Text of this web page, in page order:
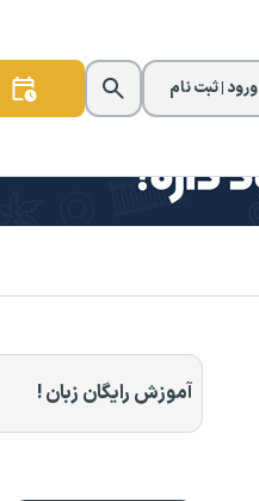
ورود | ثبت نام
آموزش رایگان زبان !